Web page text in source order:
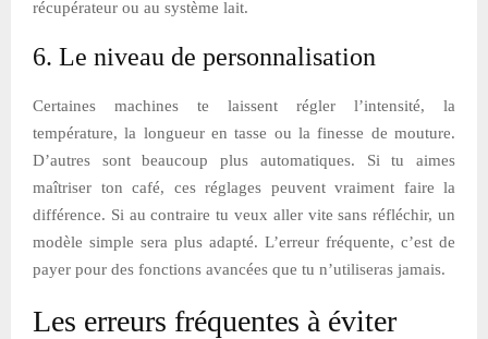
récupérateur ou au système lait.
6. Le niveau de personnalisation
Certaines machines te laissent régler l’intensité, la
température, la longueur en tasse ou la finesse de mouture.
D’autres sont beaucoup plus automatiques. Si tu aimes
maîtriser ton café, ces réglages peuvent vraiment faire la
différence. Si au contraire tu veux aller vite sans réfléchir, un
modèle simple sera plus adapté. L’erreur fréquente, c’est de
payer pour des fonctions avancées que tu n’utiliseras jamais.
Les erreurs fréquentes à éviter